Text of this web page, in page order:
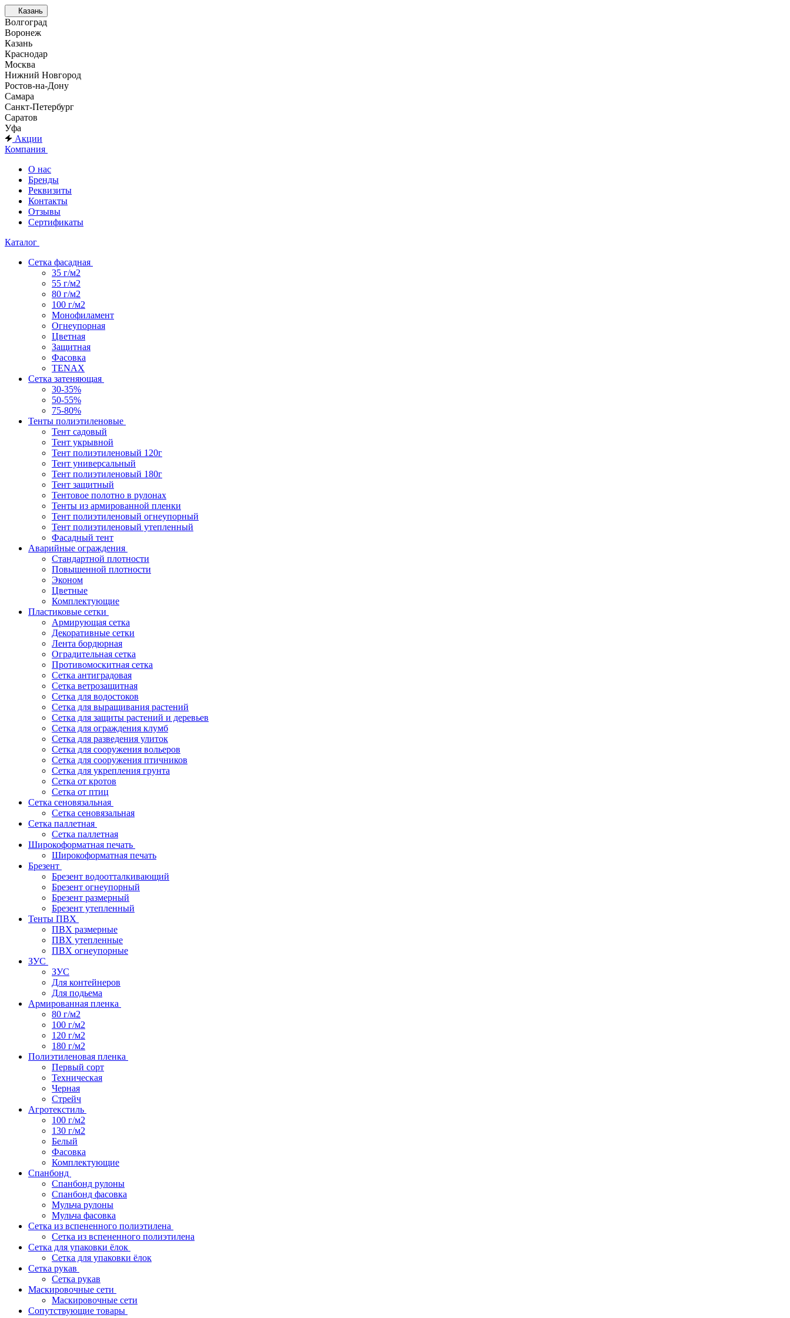
Казань
Волгоград
Воронеж
Казань
Краснодар
Москва
Нижний Новгород
Ростов-на-Дону
Самара
Санкт-Петербург
Саратов
Уфа
Акции
Компания
О нас
Бренды
Реквизиты
Контакты
Отзывы
Сертификаты
Каталог
Сетка фасадная
35 г/м2
55 г/м2
80 г/м2
100 г/м2
Монофиламент
Огнеупорная
Цветная
Защитная
Фасовка
TENAX
Сетка затеняющая
30-35%
50-55%
75-80%
Тенты полиэтиленовые
Тент садовый
Тент укрывной
Тент полиэтиленовый 120г
Тент универсальный
Тент полиэтиленовый 180г
Тент защитный
Тентовое полотно в рулонах
Тенты из армированной пленки
Тент полиэтиленовый огнеупорный
Тент полиэтиленовый утепленный
Фасадный тент
Аварийные ограждения
Стандартной плотности
Повышенной плотности
Эконом
Цветные
Комплектующие
Пластиковые сетки
Армирующая сетка
Декоративные сетки
Лента бордюрная
Оградительная сетка
Противомоскитная сетка
Сетка антиградовая
Сетка ветрозащитная
Сетка для водостоков
Сетка для выращивания растений
Сетка для защиты растений и деревьев
Сетка для ограждения клумб
Сетка для разведения улиток
Сетка для сооружения вольеров
Сетка для сооружения птичников
Сетка для укрепления грунта
Сетка от кротов
Сетка от птиц
Сетка сеновязальная
Сетка сеновязальная
Сетка паллетная
Сетка паллетная
Широкоформатная печать
Широкоформатная печать
Брезент
Брезент водоотталкивающий
Брезент огнеупорный
Брезент размерный
Брезент утепленный
Тенты ПВХ
ПВХ размерные
ПВХ утепленные
ПВХ огнеупорные
ЗУС
ЗУС
Для контейнеров
Для подьема
Армированная пленка
80 г/м2
100 г/м2
120 г/м2
180 г/м2
Полиэтиленовая пленка
Первый сорт
Техническая
Черная
Стрейч
Агротекстиль
100 г/м2
130 г/м2
Белый
Фасовка
Комплектующие
Спанбонд
Спанбонд рулоны
Спанбонд фасовка
Мульча рулоны
Мульча фасовка
Сетка из вспененного полиэтилена
Сетка из вспененного полиэтилена
Сетка для упаковки ёлок
Сетка для упаковки ёлок
Сетка рукав
Сетка рукав
Маскировочные сети
Маскировочные сети
Сопутствующие товары